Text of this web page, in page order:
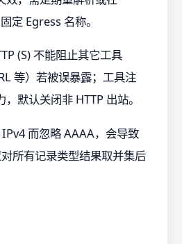
定 Egress 名称。
(S) 不能阻止其它工具
等）若被误暴露；工具注
默认关闭非 HTTP 出站。
而忽略 AAAA，会导致
所有记录类型结果取并集后